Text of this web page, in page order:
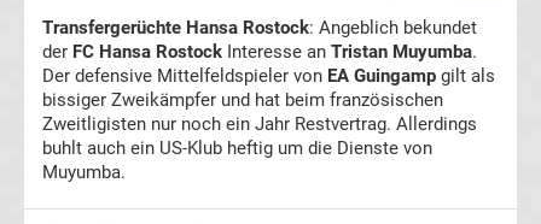
Transfergerüchte
SC
Paderborn
Transfergerüchte Hansa Rostock: Angeblich bekundet
der FC Hansa Rostock Interesse an Tristan Muyumba.
Der defensive Mittelfeldspieler von EA Guingamp gilt als
bissiger Zweikämpfer und hat beim französischen
Zweitligisten nur noch ein Jahr Restvertrag. Allerdings
buhlt auch ein US-Klub heftig um die Dienste von
Muyumba.